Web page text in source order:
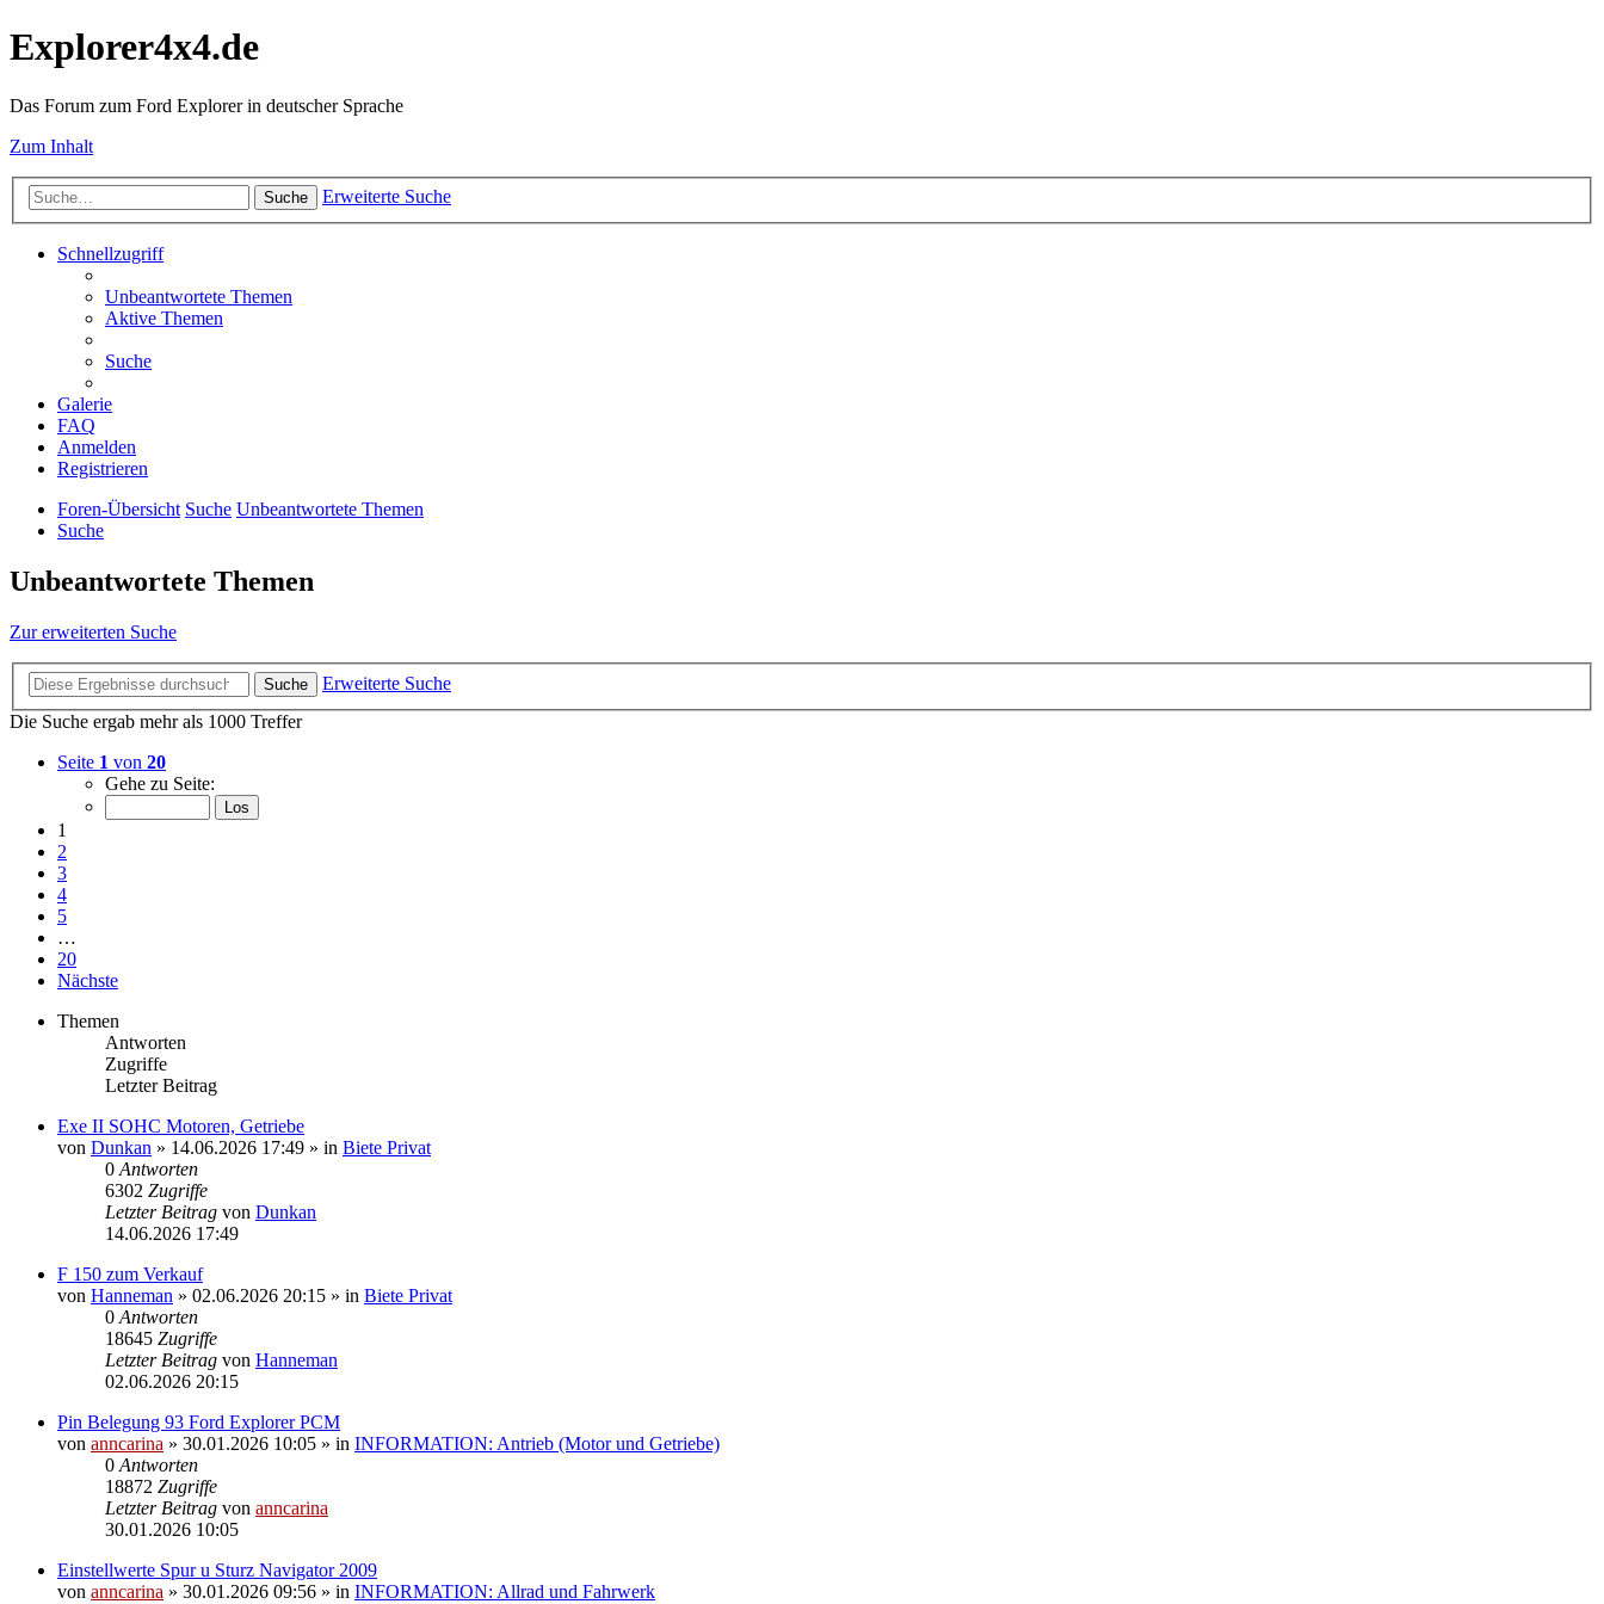
Explorer4x4.de
Das Forum zum Ford Explorer in deutscher Sprache
Zum Inhalt
Suche Erweiterte Suche
Schnellzugriff
Unbeantwortete Themen
Aktive Themen
Suche
Galerie
FAQ
Anmelden
Registrieren
Foren-Übersicht Suche Unbeantwortete Themen
Suche
Unbeantwortete Themen
Zur erweiterten Suche
Suche
Erweiterte Suche
Die Suche ergab mehr als 1000 Treffer
Seite 1 von 20
Gehe zu Seite:
1
2
3
4
5
…
20
Nächste
Themen
Antworten
Zugriffe
Letzter Beitrag
Exe II SOHC Motoren, Getriebe
von Dunkan » 14.06.2026 17:49 » in Biete Privat
0 Antworten
6302 Zugriffe
Letzter Beitrag von Dunkan
14.06.2026 17:49
F 150 zum Verkauf
von Hanneman » 02.06.2026 20:15 » in Biete Privat
0 Antworten
18645 Zugriffe
Letzter Beitrag von Hanneman
02.06.2026 20:15
Pin Belegung 93 Ford Explorer PCM
von anncarina » 30.01.2026 10:05 » in INFORMATION: Antrieb (Motor und Getriebe)
0 Antworten
18872 Zugriffe
Letzter Beitrag von anncarina
30.01.2026 10:05
Einstellwerte Spur u Sturz Navigator 2009
von anncarina » 30.01.2026 09:56 » in INFORMATION: Allrad und Fahrwerk